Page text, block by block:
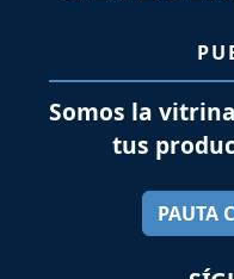
Somos la
tus
PAUTA